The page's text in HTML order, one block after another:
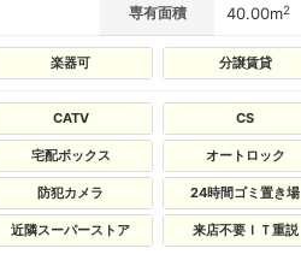
専有面積 40.00m2
楽器可 分譲賃貸
CATV CS
宅配ボックス オートロック
防犯カメラ 24時間ゴミ置き場
近隣スーパーストア 来店不要ＩＴ重説